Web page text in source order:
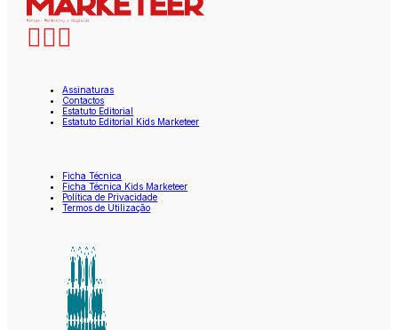
Assinaturas
Contactos
Estatuto Editorial
Estatuto Editorial Kids Marketeer
Ficha Técnica
Ficha Técnica Kids Marketeer
Política de Privacidade
Termos de Utilização